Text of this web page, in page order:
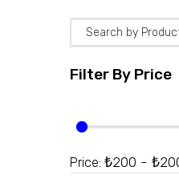
Filter By Price
Price: ₺200 -